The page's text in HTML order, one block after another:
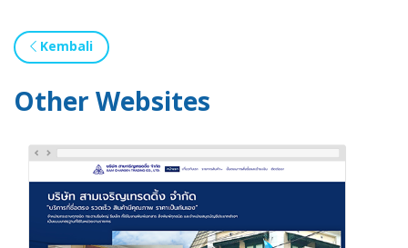
Kembali
Other Websites